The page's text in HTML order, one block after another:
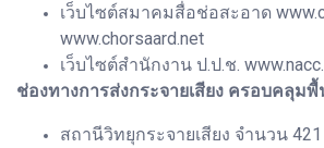
เว็บไซต์สมาคมสื่อช่อสะอาด
www.chorsaard.net
เว็บไซต์สำนักงาน ป.ป.ช.
ช่องทางการส่งกระจายเสียง ครอบคลุม
สถานีวิทยุกระจายเสียง จำนวน